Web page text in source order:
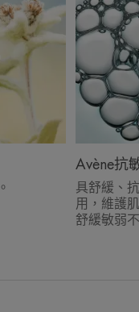
Avène抗
具舒緩、
用，維護
舒緩敏弱